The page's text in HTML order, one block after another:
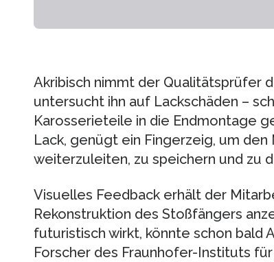
Akribisch nimmt der Qualitätsprüfer
untersucht ihn auf Lackschäden –
Karosserieteile in die Endmontage
Lack, genügt ein Fingerzeig, um
weiterzuleiten, zu speichern und zu
Visuelles Feedback erhält der
Rekonstruktion des Stoßfängers
futuristisch wirkt, könnte schon bald
Forscher des Fraunhofer-Instituts